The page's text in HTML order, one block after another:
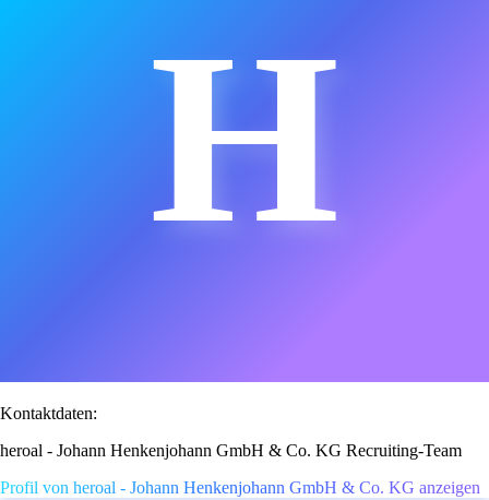
H
Kontaktdaten:
heroal - Johann Henkenjohann GmbH & Co. KG Recruiting-Team
Profil von heroal - Johann Henkenjohann GmbH & Co. KG anzeigen